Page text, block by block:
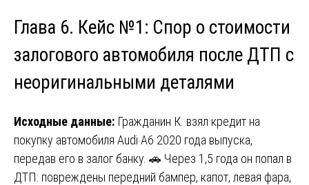
Глава 6. Кейс №1: Спор о стоимости
залогового автомобиля после ДТП с
неоригинальными деталями
Исходные данные: Гражданин К. взял кредит на
покупку автомобиля Audi A6 2020 года выпуска,
передав его в залог банку. 🚗 Через 1,5 года он попал в
ДТП: повреждены передний бампер, капот, левая фара,